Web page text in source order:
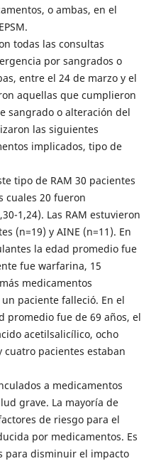
o ambas, en el
todas las consultas
por sangrados o
entre el 24 de marzo y el
aquellas que cumplieron
sangrado o alteración del
las siguientes
implicados, tipo de
tipo de RAM 30 pacientes
cuales 20 fueron
1,24). Las RAM estuvieron
(n=19) y AINE (n=11). En
la edad promedio fue
fue warfarina, 15
medicamentos
paciente falleció. En el
promedio fue de 69 años, el
acetilsalicílico, ocho
pacientes estaban
a medicamentos
grave. La mayoría de
de riesgo para el
por medicamentos. Es
para disminuir el impacto